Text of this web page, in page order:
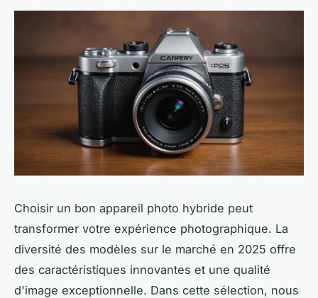
Choisir un bon appareil photo hybride peut
transformer votre expérience photographique. La
diversité des modèles sur le marché en 2025 offre
des caractéristiques innovantes et une qualité
d'image exceptionnelle. Dans cette sélection, nous